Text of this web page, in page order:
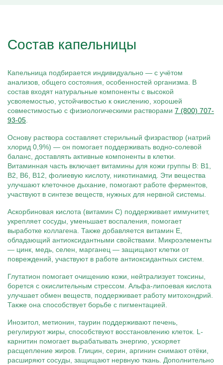
Состав капельницы
Капельница подбирается индивидуально — с учётом
анализов, общего состояния, особенностей организма. В
состав входят натуральные компоненты с высокой
усвояемостью, устойчивостью к окислению, хорошей
совместимостью с физиологическими растворами 7 (800) 707-
93-05
Основу раствора составляет стерильный физраствор (натрий
хлорид 0,9%) — он помогает поддерживать водно-солевой
баланс, доставлять активные компоненты в клетки.
Витаминная часть включает витамины для кожи группы B: B1,
B2, B6, B12, фолиевую кислоту, никотинамид. Эти вещества
улучшают клеточное дыхание, помогают работе ферментов,
участвуют в синтезе веществ, нужных для нервной системы.
Аскорбиновая кислота (витамин С) поддерживает иммунитет,
укрепляет сосуды, уменьшает воспаления, помогает
выработке коллагена. Также добавляется витамин Е,
обладающий антиоксидантными свойствами. Микроэлементы
— цинк, медь, селен, марганец — защищают клетки от
повреждений, участвуют в работе антиоксидантных систем.
Глутатион помогает очищению кожи, нейтрализует токсины,
борется с окислительным стрессом. Альфа-липоевая кислота
улучшает обмен веществ, поддерживает работу митохондрий.
Также она способствует борьбе с пигментацией.
Инозитол, метионин, таурин поддерживают печень,
регулируют жиры, способствуют восстановлению клеток. L-
карнитин помогает вырабатывать энергию, ускоряет
расщепление жиров. Глицин, серин, аргинин снимают отёки,
расширяют сосуды, защищают нервную ткань. Дополнительно